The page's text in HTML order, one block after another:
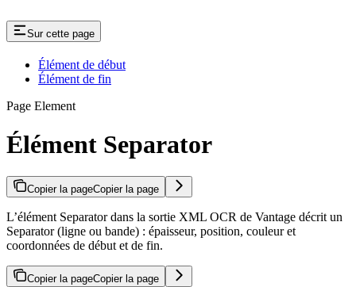
Sur cette page
Élément de début
Élément de fin
Page Element
Élément Separator
Copier la pageCopier la page
L’élément Separator dans la sortie XML OCR de Vantage décrit un
Separator (ligne ou bande) : épaisseur, position, couleur et
coordonnées de début et de fin.
Copier la pageCopier la page